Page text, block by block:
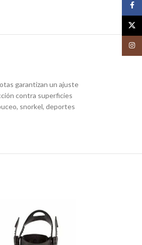
garantizan un ajuste
contra superficies
snorkel, deportes